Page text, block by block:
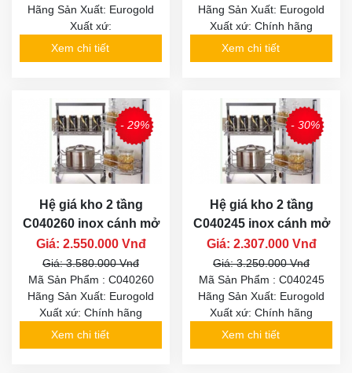
Hãng Sản Xuất: Eurogold
Xuất xứ:
Xem chi tiết
Hãng Sản Xuất: Eurogold
Xuất xứ: Chính hãng
Xem chi tiết
- 29%
Hệ giá kho 2 tầng
C040260 inox cánh mở
Giá: 2.550.000 Vnđ
Giá: 3.580.000 Vnđ
Mã Sản Phẩm : C040260
Hãng Sản Xuất: Eurogold
Xuất xứ: Chính hãng
Xem chi tiết
- 30%
Hệ giá kho 2 tầng
C040245 inox cánh mở
Giá: 2.307.000 Vnđ
Giá: 3.250.000 Vnđ
Mã Sản Phẩm : C040245
Hãng Sản Xuất: Eurogold
Xuất xứ: Chính hãng
Xem chi tiết